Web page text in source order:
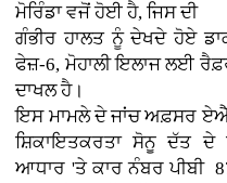
ਮੋਰਿੰਡਾ ਵਜੋਂ ਹੋਈ ਹੈ, ਜਿਸ ਦੀ
ਗੰਭੀਰ ਹਾਲਤ ਨੂੰ ਦੇਖਦੇ ਹੋਏ
ਫੇਜ਼-6, ਮੋਹਾਲੀ ਇਲਾਜ ਲਈ
ਦਾਖਲ ਹੈ।
ਇਸ ਮਾਮਲੇ ਦੇ ਜਾਂਚ ਅਫ਼ਸਰ
ਸ਼ਿਕਾਇਤਕਰਤਾ ਸੋਨੂ ਦੱਤ
ਆਧਾਰ 'ਤੇ ਕਾਰ ਨੰਬਰ ਪੀਬੀ